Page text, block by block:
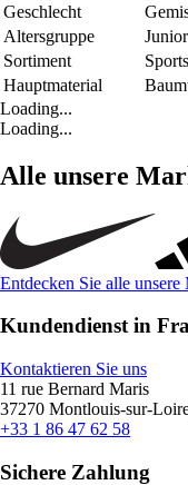
Geschlecht
Altersgruppe
Junior
Sortiment
Hauptmaterial
Loading...
Loading...
Alle unsere
Entdecken Sie alle unsere
Kundendienst in
Kontaktieren Sie uns
11 rue Bernard Maris
37270 Montlouis-sur-
+33 1 86 47 62 58
Sichere Zahlung